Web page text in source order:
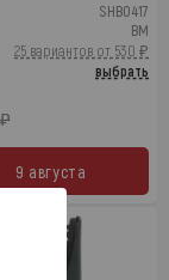
SHB0417
BM
25 вариантов от 530 ₽
выбрать
₽
9 августа